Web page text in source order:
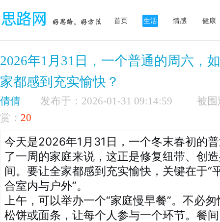
首页 生活 情感 健康
2026年1月31日，一个普通的周六，
家都感到充实愉快？
倩倩 发布于：2026-01-31 09:14:59
赏： 20
今天是2026年1月31日，一个冬末春初的
了一周的家庭来说，这正是修复纽带、创
间。要让全家都感到充实愉快，关键在于“
合室内与户外”。
上午，可以举办一个“家庭慢早餐”。不必
松饼或面条，让每个人参与一个环节。餐